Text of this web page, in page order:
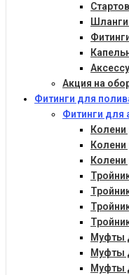
Акция на
Фитинги для
Фитинги для
Колени
Колени
Муфты
Муфты
Муфты